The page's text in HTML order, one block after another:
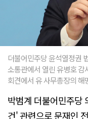
더불어민주당 윤석열정권
소통관에서 열린 유병호 감
회견에서 유 사무총장의
박범계 더불어민주당
건' 관련으로 문재인